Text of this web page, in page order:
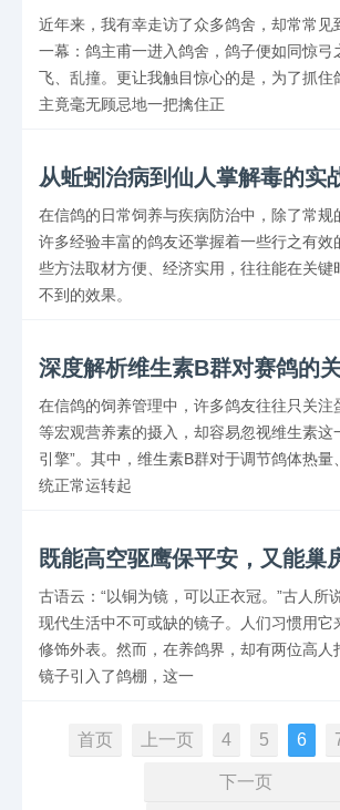
近年来，我有幸走访了众多鸽舍，却常常见
一幕：鸽主甫一进入鸽舍，鸽子便如同惊弓
飞、乱撞。更让我触目惊心的是，为了抓住
主竟毫无顾忌地一把擒住正
从蚯蚓治病到仙人掌解毒的实
在信鸽的日常饲养与疾病防治中，除了常规
许多经验丰富的鸽友还掌握着一些行之有效
些方法取材方便、经济实用，往往能在关键
不到的效果。
深度解析维生素B群对赛鸽的
在信鸽的饲养管理中，许多鸽友往往只关注
等宏观营养素的摄入，却容易忽视维生素这
引擎”。其中，维生素B群对于调节鸽体热量
统正常运转起
古语云：“以铜为镜，可以正衣冠。”古人所
现代生活中不可或缺的镜子。人们习惯用它
修饰外表。然而，在养鸽界，却有两位高人
镜子引入了鸽棚，这一
首页 上一页 4 5 6
下一页